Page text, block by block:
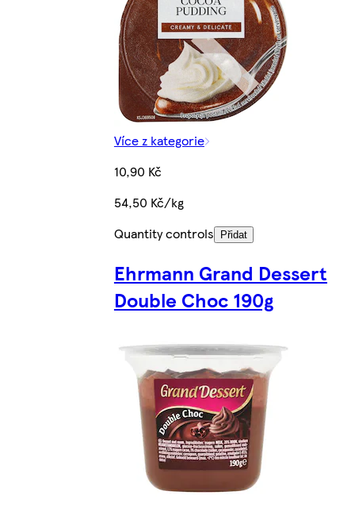
Více z kategorie
10,90 Kč
54,50 Kč/kg
Quantity controls
Přidat
Ehrmann Grand Dessert
Double Choc 190g